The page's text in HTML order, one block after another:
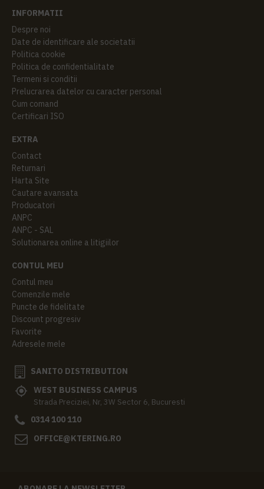
INFORMATII
Despre noi
Date de identificare ale societatii
Politica cookie
Politica de confidentialitate
Termeni si conditii
Prelucrarea datelor cu caracter personal
Cum comand
Certificari ISO
EXTRA
Contact
Returnari
Harta Site
Cautare avansata
Producatori
ANPC
ANPC - SAL
Solutionarea online a litigiilor
CONTUL MEU
Contul meu
Comenzile mele
Puncte de fidelitate
Discount progresiv
Favorite
Adresele mele
SANITO DISTRIBUTION
WEST BUSINESS CAMPUS
Strada Preciziei, Nr, 3W Sector 6, Bucuresti
0314 100 110
OFFICE@KTERING.RO